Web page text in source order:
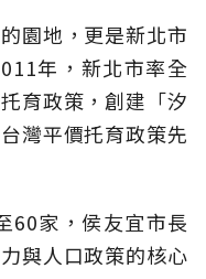
園地，更是新北市
年，新北市率全
育政策，創建「汐
灣平價托育政策先
60家，侯友宜市長
與人口政策的核心